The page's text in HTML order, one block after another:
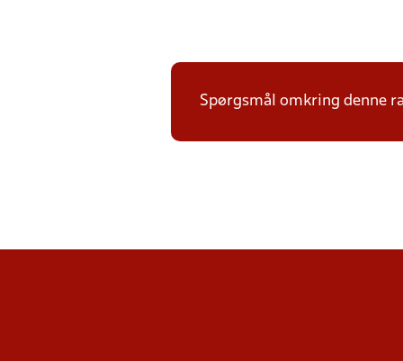
Spørgsmål omkring denne